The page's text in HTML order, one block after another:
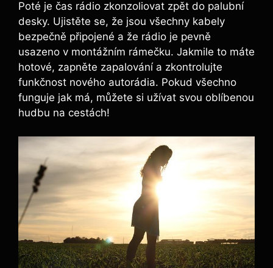
Poté je čas rádio zkonzoliovat zpět do palubní
desky. Ujistěte se, že jsou všechny kabely
bezpečně připojené a že rádio je pevně
usazeno v montážním rámečku. Jakmile to máte
hotové, zapněte zapalování a zkontrolujte
funkčnost nového autorádia. Pokud všechno
funguje jak má, můžete si užívat svou oblíbenou
hudbu na cestách!